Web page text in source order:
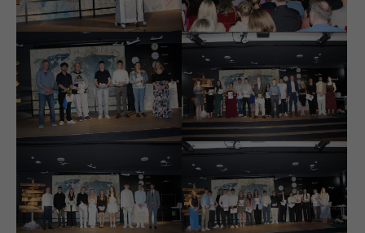
Cum sociis natoque penatibus et magnis dis
parturient montes, nascetur ridiculus mus. Donec
quam felis, ultricies nec.
Login